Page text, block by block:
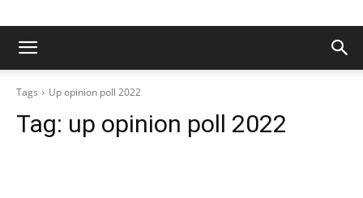
Tags Up opinion poll 2022
Tag: up opinion poll 2022